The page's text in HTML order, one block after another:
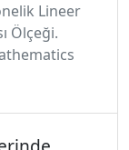
Lineer
Ölçeği.